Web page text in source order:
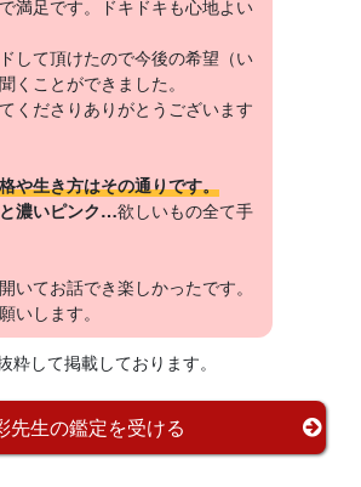
満足です。ドキドキも心地よい
して頂けたので今後の希望（い
くことができました。
くださりありがとうございます
や生き方はその通りです。
濃いピンク…欲しいもの全て手
いてお話でき楽しかったです。
いします。
粋して掲載しております。
先生の鑑定を受ける